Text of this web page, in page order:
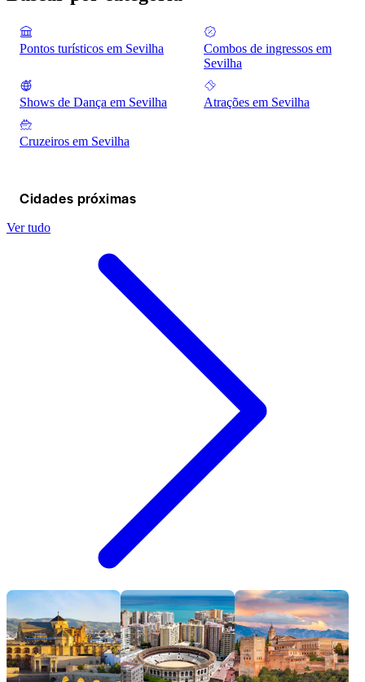
Pontos turísticos em Sevilha
Combos de ingressos em
Sevilha
Shows de Dança em Sevilha Atrações em Sevilha
Cruzeiros em Sevilha
Cidades próximas
Ver tudo